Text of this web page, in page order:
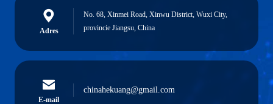
Adres
No. 68, Xinmei Road, Xinwu District, Wuxi City,
provincie Jiangsu, China
E-mail
chinahekuang@gmail.com